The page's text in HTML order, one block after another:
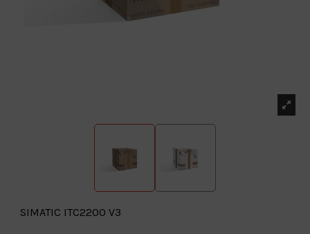
SIMATIC ITC2200 V3